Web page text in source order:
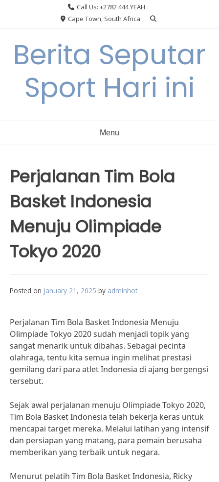
Call Us: +2782 444 YEAH
Cape Town, South Africa
Berita Seputar
Sport Hari ini
Menu
Perjalanan Tim Bola
Basket Indonesia
Menuju Olimpiade
Tokyo 2020
Posted on January 21, 2025 by adminhot
Perjalanan Tim Bola Basket Indonesia Menuju
Olimpiade Tokyo 2020 sudah menjadi topik yang
sangat menarik untuk dibahas. Sebagai pecinta
olahraga, tentu kita semua ingin melihat prestasi
gemilang dari para atlet Indonesia di ajang bergengsi
tersebut.
Sejak awal perjalanan menuju Olimpiade Tokyo 2020,
Tim Bola Basket Indonesia telah bekerja keras untuk
mencapai target mereka. Melalui latihan yang intensif
dan persiapan yang matang, para pemain berusaha
memberikan yang terbaik untuk negara.
Menurut pelatih Tim Bola Basket Indonesia, Ricky